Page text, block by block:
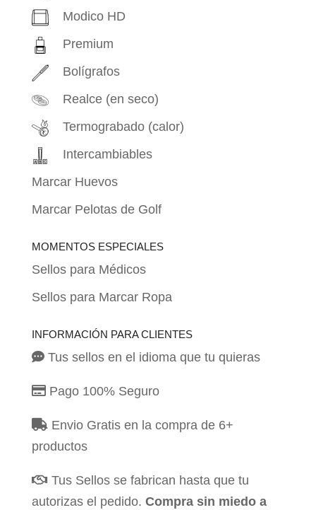
Modico HD
Premium
Bolígrafos
Realce (en seco)
Termograbado (calor)
Intercambiables
Marcar Huevos
Marcar Pelotas de Golf
MOMENTOS ESPECIALES
Sellos para Médicos
Sellos para Marcar Ropa
INFORMACIÓN PARA CLIENTES
Tus sellos en el idioma que tu quieras
Pago 100% Seguro
Envio Gratis en la compra de 6+
productos
Tus Sellos se fabrican hasta que tu
autorizas el pedido. Compra sin miedo a